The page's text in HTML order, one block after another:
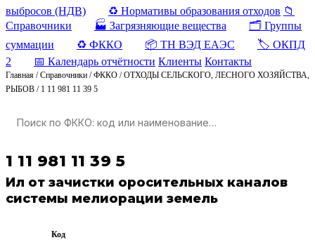
выбросов (НДВ)
♻️ Нормативы образования отходов 📁
Справочники
🏭 Загрязняющие вещества
🗂️ Группы
суммации
♻️ ФККО 📦 ТН ВЭД ЕАЭС
🏷️ ОКПД
2
📅 Календарь отчётности Клиенты Контакты
Главная /Справочники /ФККО /ОТХОДЫ СЕЛЬСКОГО, ЛЕСНОГО ХОЗЯЙСТВА,
РЫБОВ / 1 11 981 11 39 5
1 11 981 11 39 5
Ил от зачистки оросительных каналов
системы мелиорации земель
Код